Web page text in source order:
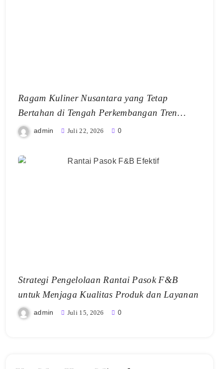
Ragam Kuliner Nusantara yang Tetap
Bertahan di Tengah Perkembangan Tren
Makanan Modern
admin Juli 22, 2026 0
Strategi Pengelolaan Rantai Pasok F&B
untuk Menjaga Kualitas Produk dan Layanan
admin Juli 15, 2026 0